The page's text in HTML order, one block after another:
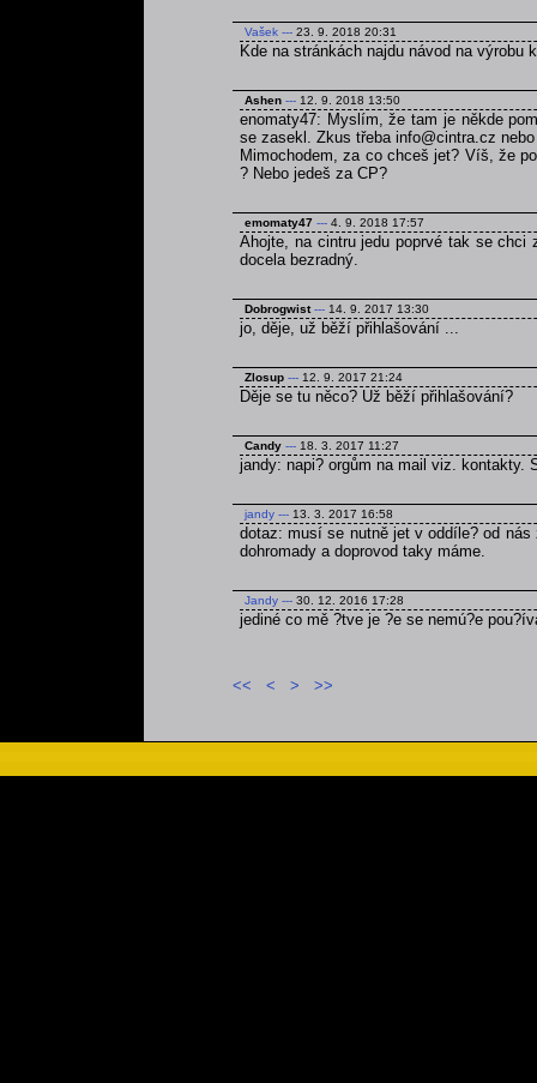
Vašek --- 23. 9. 2018 20:31
Kde na stránkách najdu návod na výrobu
Ashen --- 12. 9. 2018 13:50
enomaty47: Myslím, že tam je někde
se zasekl. Zkus třeba info@cintra.cz
Mimochodem, za co chceš jet? Víš, že
? Nebo jedeš za CP?
emomaty47 --- 4. 9. 2018 17:57
Ahojte, na cintru jedu poprvé tak se chci
docela bezradný.
Dobrogwist --- 14. 9. 2017 13:30
jo, děje, už běží přihlašování ...
Zlosup --- 12. 9. 2017 21:24
Děje se tu něco? Už běží přihlašování?
Candy --- 18. 3. 2017 11:27
jandy: napi? orgům na mail viz. kontakty.
jandy --- 13. 3. 2017 16:58
dotaz: musí se nutně jet v oddíle? od
dohromady a doprovod taky máme.
Jandy --- 30. 12. 2016 17:28
jediné co mě ?tve je ?e se nemú?e
<< < > >>